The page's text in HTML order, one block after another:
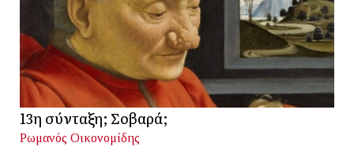
13η σύνταξη; Σοβαρά;
Ρωμανός Οικονομίδης